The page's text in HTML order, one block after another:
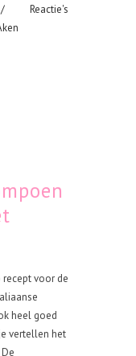
/
Reactie's
voor de
heel goed
vertellen het